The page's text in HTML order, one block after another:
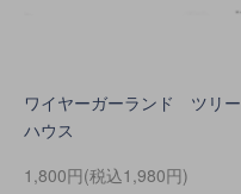
ワイヤーガーランド ツリー
ハウス
1,800円(税込1,980円)